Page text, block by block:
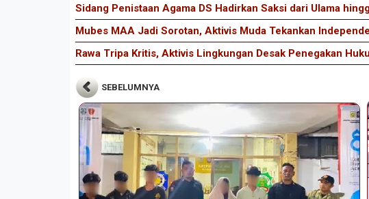
Sidang Penistaan Agama DS Hadirkan Saksi dari Ulama
Mubes MAA Jadi Sorotan, Aktivis Muda Tekankan
Rawa Tripa Kritis, Aktivis Lingkungan Desak Penegakan
SEBELUMNYA